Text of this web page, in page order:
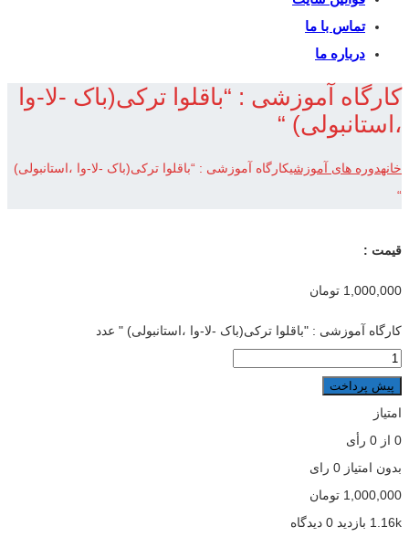
تماس با ما
درباره ما
کارگاه آموزشی : “باقلوا ترکی(باک -لا-وا
،استانبولی) “
خانهدوره های آموزشیکارگاه آموزشی : “باقلوا ترکی(باک -لا-وا ،استانبولی)
“
قیمت :
1,000,000 تومان
کارگاه آموزشی : "باقلوا ترکی(باک -لا-وا ،استانبولی) " عدد
پیش پرداخت
امتیاز
0 از 0 رأی
بدون امتیاز 0 رای
1,000,000 تومان
1.16k بازدید